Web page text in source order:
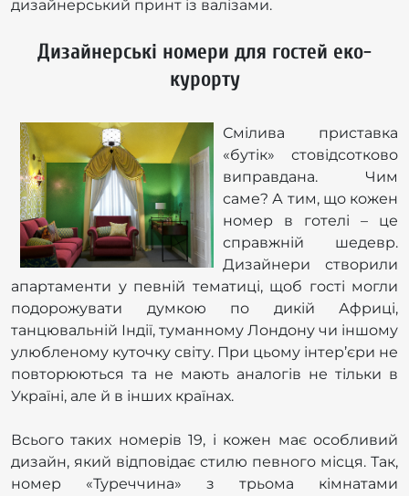
дизайнерський принт із валізами.
Дизайнерські номери для гостей еко-
курорту
Смілива приставка
«бутік» стовідсотково
виправдана. Чим
саме? А тим, що кожен
номер в готелі – це
справжній шедевр.
Дизайнери створили
апартаменти у певній тематиці, щоб гості могли
подорожувати думкою по дикій Африці,
танцювальній Індії, туманному Лондону чи іншому
улюбленому куточку світу. При цьому інтер’єри не
повторюються та не мають аналогів не тільки в
Україні, але й в інших країнах.
Всього таких номерів 19, і кожен має особливий
дизайн, який відповідає стилю певного місця. Так,
номер «Туреччина» з трьома кімнатами